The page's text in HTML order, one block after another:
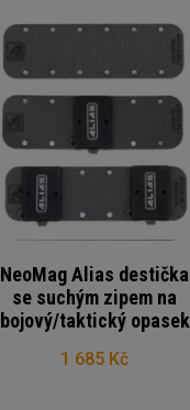
NeoMag Alias destička
se suchým zipem na
bojový/taktický opasek
1 685 Kč